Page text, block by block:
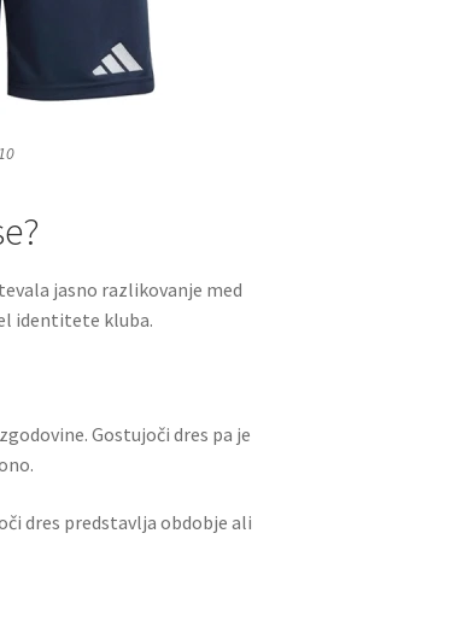
jasno razlikovanje med
identitete kluba.
Gostujoči dres pa je
dres predstavlja obdobje ali